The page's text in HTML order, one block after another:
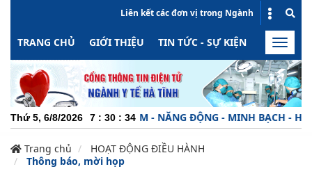
Liên kết các đơn vị trong Ngành
TRANG CHỦ GIỚI THIỆU TIN TỨC - SỰ KIỆN HOẠT
Toggle
Thứ 5, 6/8/2026 7 : 30 : 34
NGHIỆP - TRÁCH NHIỆM - NĂNG ĐỘNG - MINH BẠCH - HIỆU
Trang chủ
HOẠT ĐỘNG ĐIỀU HÀNH
Thông báo, mời họp